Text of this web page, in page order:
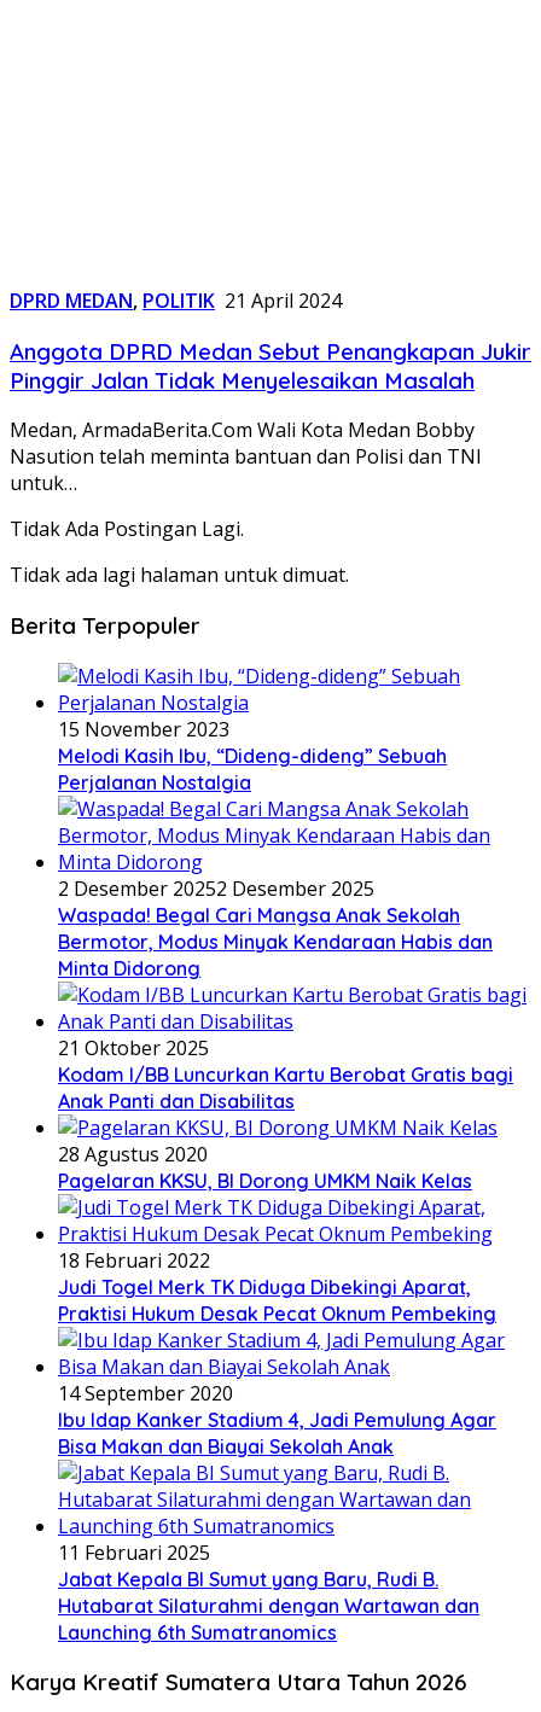
DPRD MEDAN, POLITIK 21 April 2024
Anggota DPRD Medan Sebut Penangkapan Jukir
Pinggir Jalan Tidak Menyelesaikan Masalah
Medan, ArmadaBerita.Com Wali Kota Medan Bobby
Nasution telah meminta bantuan dan Polisi dan TNI
untuk…
Tidak Ada Postingan Lagi.
Tidak ada lagi halaman untuk dimuat.
Berita Terpopuler
15 November 2023
Melodi Kasih Ibu, “Dideng-dideng” Sebuah
Perjalanan Nostalgia
2 Desember 20252 Desember 2025
Waspada! Begal Cari Mangsa Anak Sekolah
Bermotor, Modus Minyak Kendaraan Habis dan
Minta Didorong
21 Oktober 2025
Kodam I/BB Luncurkan Kartu Berobat Gratis bagi
Anak Panti dan Disabilitas
28 Agustus 2020
Pagelaran KKSU, BI Dorong UMKM Naik Kelas
18 Februari 2022
Judi Togel Merk TK Diduga Dibekingi Aparat,
Praktisi Hukum Desak Pecat Oknum Pembeking
14 September 2020
Ibu Idap Kanker Stadium 4, Jadi Pemulung Agar
Bisa Makan dan Biayai Sekolah Anak
11 Februari 2025
Jabat Kepala BI Sumut yang Baru, Rudi B.
Hutabarat Silaturahmi dengan Wartawan dan
Launching 6th Sumatranomics
Karya Kreatif Sumatera Utara Tahun 2026